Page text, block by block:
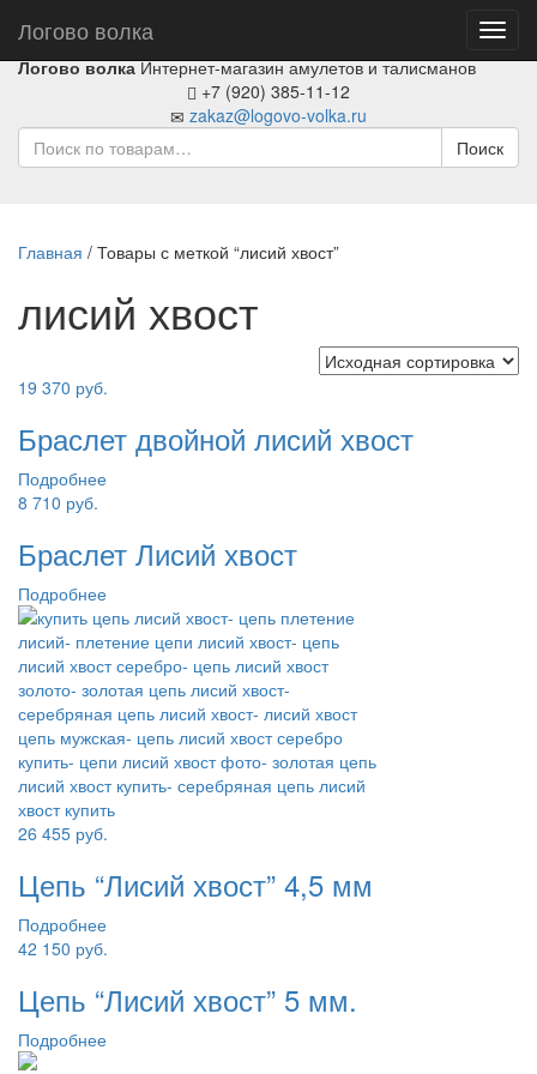
Логово волка
Логово волка Интернет-магазин амулетов и талисманов
+7 (920) 385-11-12
zakaz@logovo-volka.ru
Поиск
Главная / Товары с меткой “лисий хвост”
лисий хвост
19 370 руб.
Браслет двойной лисий хвост
Подробнее
8 710 руб.
Браслет Лисий хвост
Подробнее
26 455 руб.
Цепь “Лисий хвост” 4,5 мм
Подробнее
42 150 руб.
Цепь “Лисий хвост” 5 мм.
Подробнее